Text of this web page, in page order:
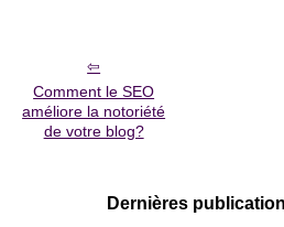
Comment le SEO
améliore la notoriété
de votre blog?
Dernières